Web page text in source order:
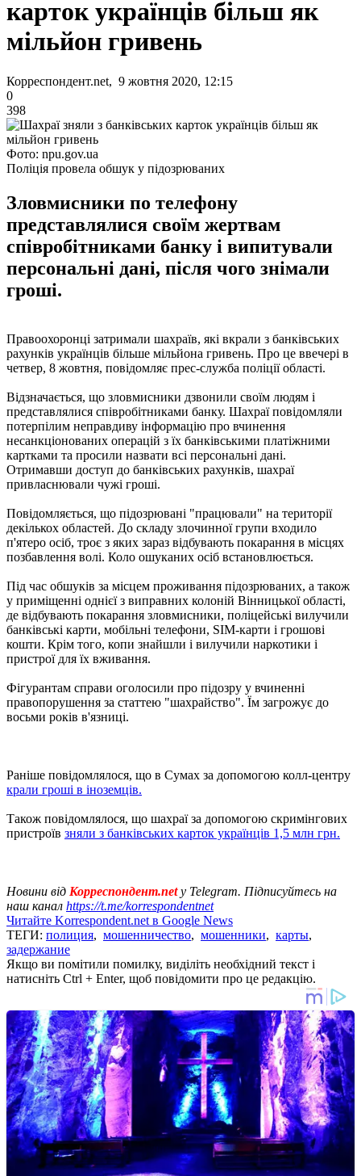
карток українців більш як
мільйон гривень
Корреспондент.net, 9 жовтня 2020, 12:15
0
398
Фото: npu.gov.ua
Поліція провела обшук у підозрюваних
Зловмисники по телефону
представлялися своїм жертвам
співробітниками банку і випитували
персональні дані, після чого знімали
гроші.
Правоохоронці затримали шахраїв, які вкрали з банківських
рахунків українців більше мільйона гривень. Про це ввечері в
четвер, 8 жовтня, повідомляє прес-служба поліції області.
Відзначається, що зловмисники дзвонили своїм людям і
представлялися співробітниками банку. Шахраї повідомляли
потерпілим неправдиву інформацію про вчинення
несанкціонованих операцій з їх банківськими платіжними
картками та просили назвати всі персональні дані.
Отримавши доступ до банківських рахунків, шахраї
привласнювали чужі гроші.
Повідомляється, що підозрювані "працювали" на території
декількох областей. До складу злочинної групи входило
п'ятеро осіб, троє з яких зараз відбувають покарання в місцях
позбавлення волі. Коло ошуканих осіб встановлюється.
Під час обшуків за місцем проживання підозрюваних, а також
у приміщенні однієї з виправних колоній Вінницької області,
де відбувають покарання зловмисники, поліцейські вилучили
банківські карти, мобільні телефони, SIM-карти і грошові
кошти. Крім того, копи знайшли і вилучили наркотики і
пристрої для їх вживання.
Фігурантам справи оголосили про підозру у вчиненні
правопорушення за статтею "шахрайство". Їм загрожує до
восьми років в'язниці.
Раніше повідомлялося, що в Сумах за допомогою колл-центру
крали гроші в іноземців.
Також повідомлялося, що шахраї за допомогою скримінгових
пристроїв зняли з банківських карток українців 1,5 млн грн.
Новини від Корреспондент.netу Telegram. Підписуйтесь на
наш канал https://t.me/korrespondentnet
Читайте Korrespondent.net в Google News
ТЕГИ: полиция, мошенничество, мошенники, карты,
задержание
Якщо ви помітили помилку, виділіть необхідний текст і
натисніть Ctrl + Enter, щоб повідомити про це редакцію.